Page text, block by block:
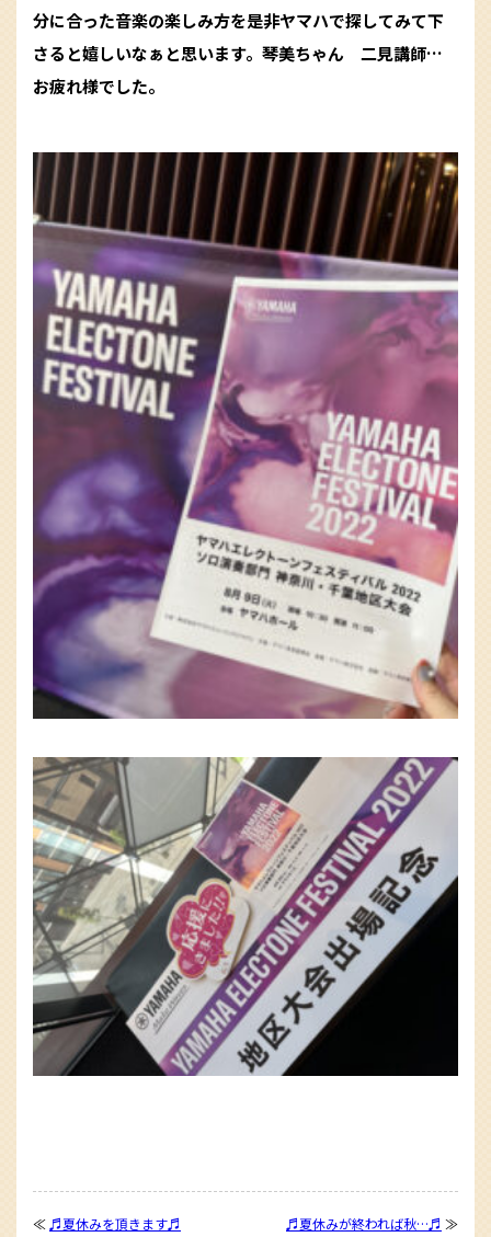
分に合った音楽の楽しみ方を是非ヤマハで探してみて下
さると嬉しいなぁと思います。 琴美ちゃん 二見講師…
お疲れ様でした。
≪ ♬夏休みを頂きます♬ ♬夏休みが終われば秋…♬ ≫